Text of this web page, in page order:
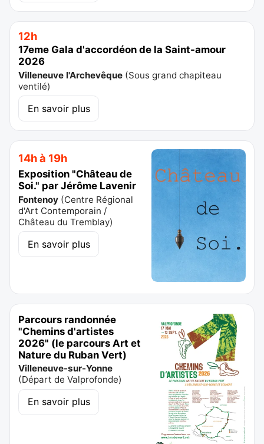
12h
17eme Gala d'accordéon de la Saint-amour
2026
Villeneuve l'Archevêque (Sous grand chapiteau
ventilé)
En savoir plus
14h à 19h
Exposition "Château de
Soi." par Jérôme Lavenir
Fontenoy (Centre Régional
d'Art Contemporain /
Château du Tremblay)
En savoir plus
Parcours randonnée
"Chemins d'artistes
2026" (le parcours Art et
Nature du Ruban Vert)
Villeneuve-sur-Yonne
(Départ de Valprofonde)
En savoir plus